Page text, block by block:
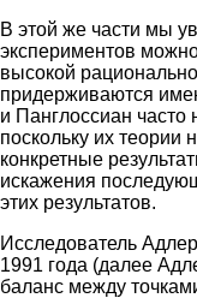
В этой же части мы
экспериментов
высокой
придерживаются
и Панглоссиан часто
поскольку их теории
конкретные
искажения
этих результатов.
Исследователь
1991 года (далее
баланс между